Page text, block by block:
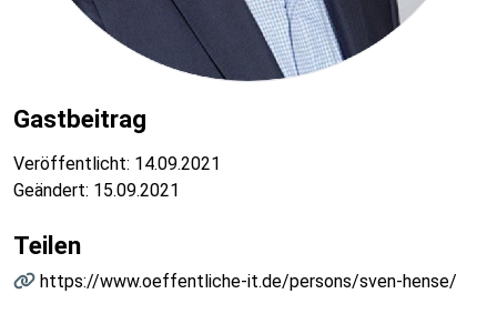
Gastbeitrag
Veröffentlicht: 14.09.2021
Geändert: 15.09.2021
Teilen
https://www.oeffentliche-it.de/persons/sven-hense/